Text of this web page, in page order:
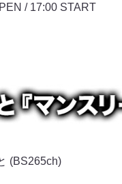
/ 17:00 START
(BS265ch)